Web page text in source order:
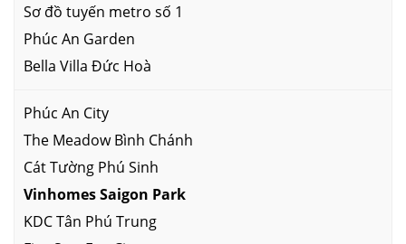
Sơ đồ tuyến metro số 1
Phúc An Garden
Bella Villa Đức Hoà
Phúc An City
The Meadow Bình Chánh
Cát Tường Phú Sinh
Vinhomes Saigon Park
KDC Tân Phú Trung